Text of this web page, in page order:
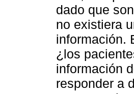
dado que
no existiera
información.
¿los
información
responder a